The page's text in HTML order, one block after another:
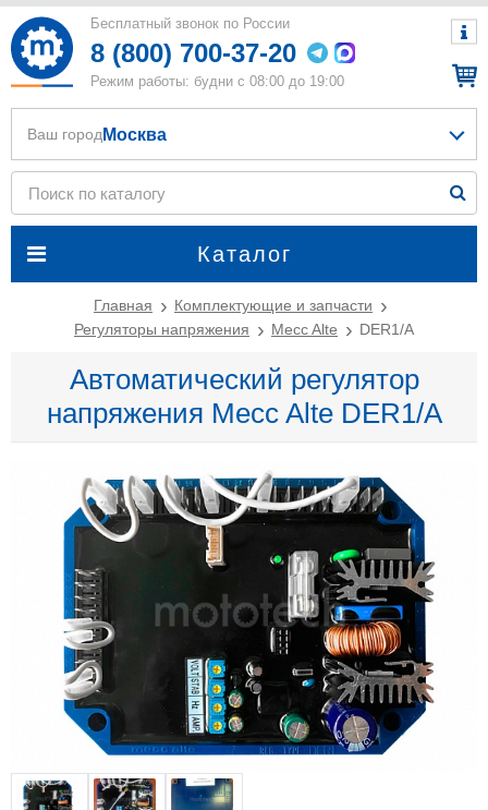
Бесплатный звонок по России
8 (800) 700-37-20
Режим работы: будни с 08:00 до 19:00
Каталог
Ваш город Москва
Главная
Комплектующие и запчасти
Регуляторы напряжения
Mecc Alte DER1/A
Автоматический регулятор
напряжения Mecc Alte DER1/A